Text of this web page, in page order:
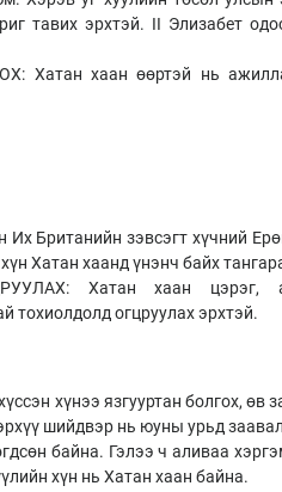
тавих эрхтэй. II Элизабет
хаан өөртэй нь
Британийн зэвсэгт хүчний
Хатан хаанд үнэнч байх
Хатан хаан цэрэг,
тохиолдолд огцруулах эрхтэй.
хүнээ язгууртан болгох, өв
шийдвэр нь юуны урьд
байна. Гэлээ ч аливаа
хүн нь Хатан хаан байна.